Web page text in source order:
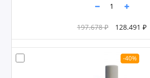
197.678 ₽ 128.491 ₽
-40%